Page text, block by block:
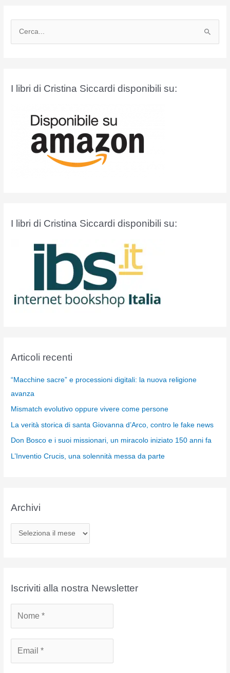
I libri di Cristina Siccardi disponibili su:
I libri di Cristina Siccardi disponibili su:
Articoli recenti
“Macchine sacre” e processioni digitali: la nuova religione
avanza
Mismatch evolutivo oppure vivere come persone
La verità storica di santa Giovanna d’Arco, contro le fake news
Don Bosco e i suoi missionari, un miracolo iniziato 150 anni fa
L’Inventio Crucis, una solennità messa da parte
Archivi
r
iIscriviti alla nostra Newsletter